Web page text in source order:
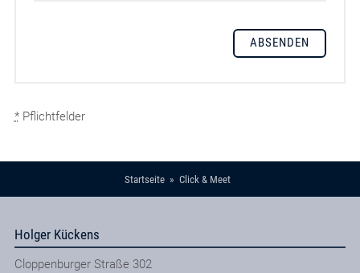
*Pflichtfelder
Startseite Click & Meet
Holger Kückens
Cloppenburger Straße 302